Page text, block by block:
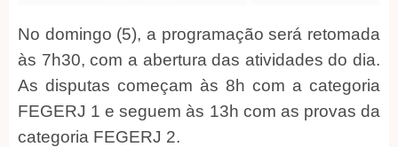
No domingo (5), a programação será retomada
às 7h30, com a abertura das atividades do dia.
As disputas começam às 8h com a categoria
FEGERJ 1 e seguem às 13h com as provas da
categoria FEGERJ 2.